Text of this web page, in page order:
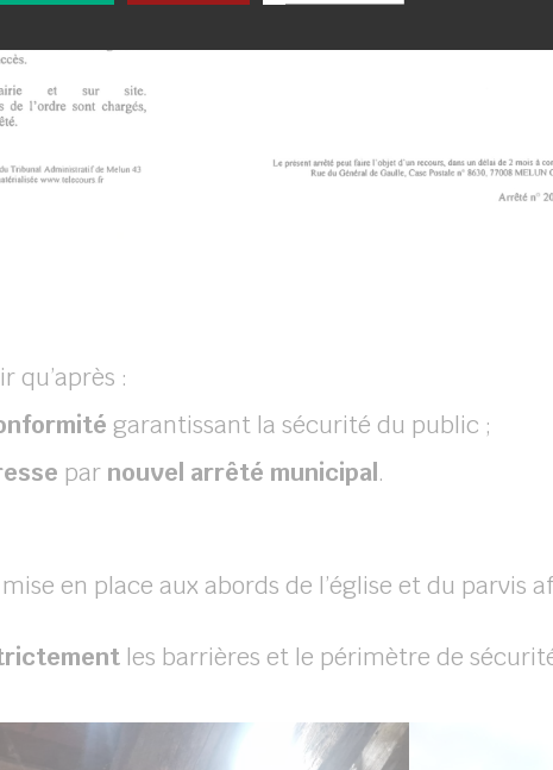
qu’après :
garantissant la sécurité du public ;
par nouvel arrêté municipal.
en place aux abords de l’église et du parvis
les barrières et le périmètre de